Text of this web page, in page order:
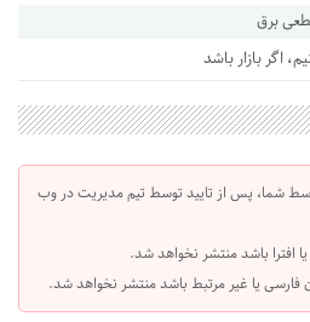
برق
اگر بازار باشد
شما، پس از تایید توسط تیم مدیریت در وب
افترا باشد منتشر نخواهد شد.
فارسی یا غیر مرتبط باشد منتشر نخواهد شد.